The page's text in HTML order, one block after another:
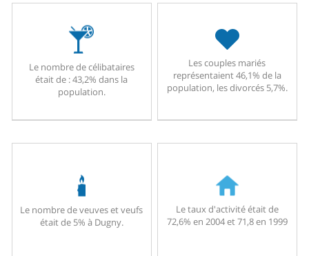
Le nombre de célibataires
était de : 43,2% dans la
population.
Les couples mariés
représentaient 46,1% de la
population, les divorcés 5,7%.
Le nombre de veuves et veufs
était de 5% à Dugny.
Le taux d'activité était de
72,6% en 2004 et 71,8 en 1999